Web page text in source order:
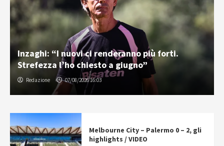
Inzaghi: “I nuovi ci renderanno più forti.
Strefezza l’ho chiesto a giugno”
Redazione 07/08/2026 16:03
Melbourne City – Palermo 0 – 2, gli
highlights / VIDEO